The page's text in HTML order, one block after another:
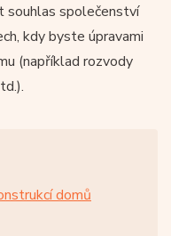
souhlas společenství
kdy byste úpravami
(například rozvody
domů